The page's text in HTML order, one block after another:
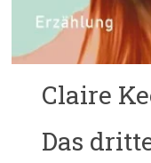
Claire
Das